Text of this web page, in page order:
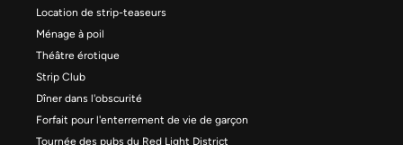
Location de strip-teaseurs
Ménage à poil
Théâtre érotique
Strip Club
Dîner dans l'obscurité
Forfait pour l'enterrement de vie de garçon
Tournée des pubs du Red Light District